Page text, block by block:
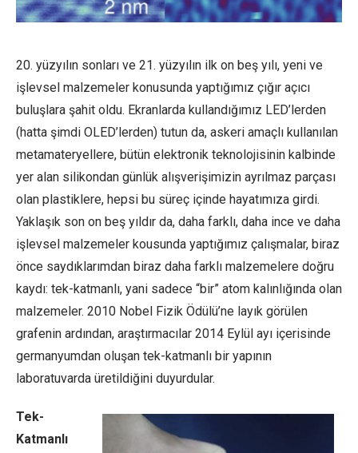
20. yüzyılın sonları ve 21. yüzyılın ilk on beş yılı, yeni ve
işlevsel malzemeler konusunda yaptığımız çığır açıcı
buluşlara şahit oldu. Ekranlarda kullandığımız LED’lerden
(hatta şimdi OLED’lerden) tutun da, askeri amaçlı kullanılan
metamateryellere, bütün elektronik teknolojisinin kalbinde
yer alan silikondan günlük alışverişimizin ayrılmaz parçası
olan plastiklere, hepsi bu süreç içinde hayatımıza girdi.
Yaklaşık son on beş yıldır da, daha farklı, daha ince ve daha
işlevsel malzemeler kousunda yaptığımız çalışmalar, biraz
önce saydıklarımdan biraz daha farklı malzemelere doğru
kaydı: tek-katmanlı, yani sadece “bir” atom kalınlığında olan
malzemeler. 2010 Nobel Fizik Ödülü’ne layık görülen
grafenin ardından, araştırmacılar 2014 Eylül ayı içerisinde
germanyumdan oluşan tek-katmanlı bir yapının
laboratuvarda üretildiğini duyurdular.
Tek-
Katmanlı